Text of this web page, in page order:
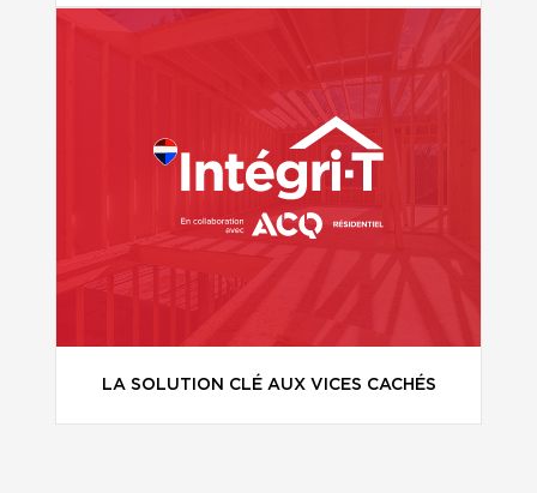
LA SOLUTION CLÉ AUX VICES CACHÉS